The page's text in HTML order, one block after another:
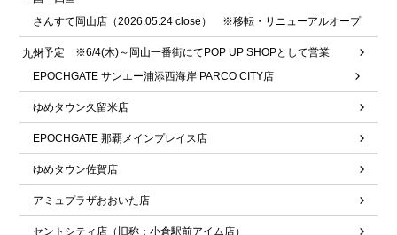
さんすて岡山店（2026.05.24 close） ※移転・リニューアルオープ
ン予定 ※6/4(木)～岡山一番街にてPOP UP SHOPとして営業
九州
EPOCHGATE サンエー浦添西海岸 PARCO CITY店
ゆめタウン久留米店
EPOCHGATE 那覇メインプレイス店
ゆめタウン佐賀店
アミュプラザおおいた店
セントシティ店（旧称：小倉駅前アイム店）